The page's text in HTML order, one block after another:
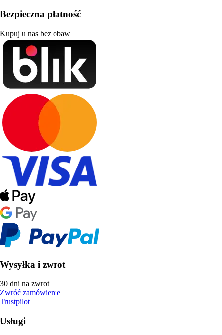
Bezpieczna płatność
Kupuj u nas bez obaw
Wysyłka i zwrot
30 dni na zwrot
Zwróć zamówienie
Trustpilot
Usługi